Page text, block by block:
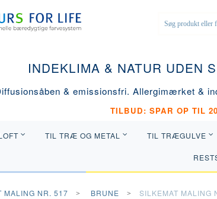
INDEKLIMA & NATUR UDEN
& emissionsfri. Allergimærket &
TILBUD: SPAR OP TIL
TIL TRÆ OG METAL TIL TRÆGULVE
MALING NR. 517 BRUNE SILKEMAT MALING